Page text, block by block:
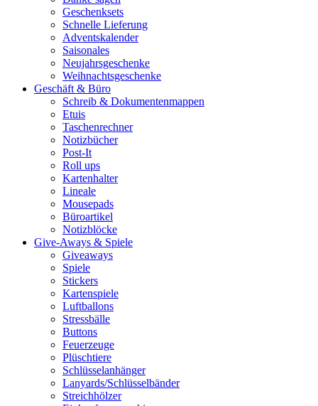
Geschenksets
Schnelle Lieferung
Adventskalender
Saisonales
Neujahrsgeschenke
Weihnachtsgeschenke
Geschäft & Büro
Schreib & Dokumentenmappen
Etuis
Taschenrechner
Notizbücher
Post-It
Roll ups
Kartenhalter
Lineale
Mousepads
Büroartikel
Notizblöcke
Give-Aways & Spiele
Giveaways
Spiele
Stickers
Kartenspiele
Luftballons
Stressbälle
Buttons
Feuerzeuge
Plüschtiere
Schlüsselanhänger
Lanyards/Schlüsselbänder
Streichhölzer